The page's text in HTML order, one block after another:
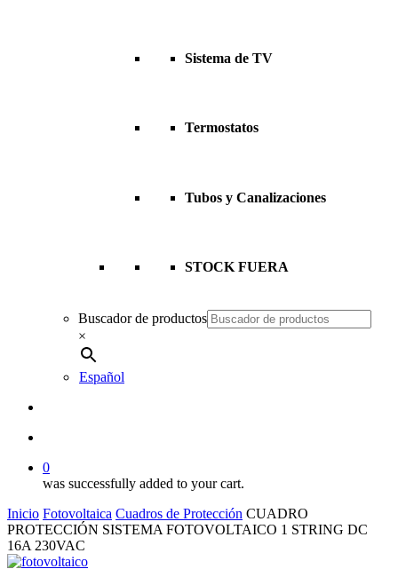
Sistema de TV
Termostatos
Tubos y Canalizaciones
STOCK FUERA
Buscador de productos
×
Español
0
was successfully added to your cart.
Inicio Fotovoltaica Cuadros de Protección CUADRO
PROTECCIÓN SISTEMA FOTOVOLTAICO 1 STRING DC
16A 230VAC